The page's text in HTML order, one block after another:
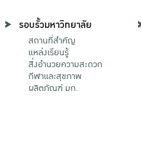
รอบรั้วมหาวิทยาลัย
สถานที่สำคัญ
แหล่งเรียนรู้
สิ่งอำนวยความสะดวก
กีฬาและสุขภาพ
ผลิตภัณฑ์ มก.